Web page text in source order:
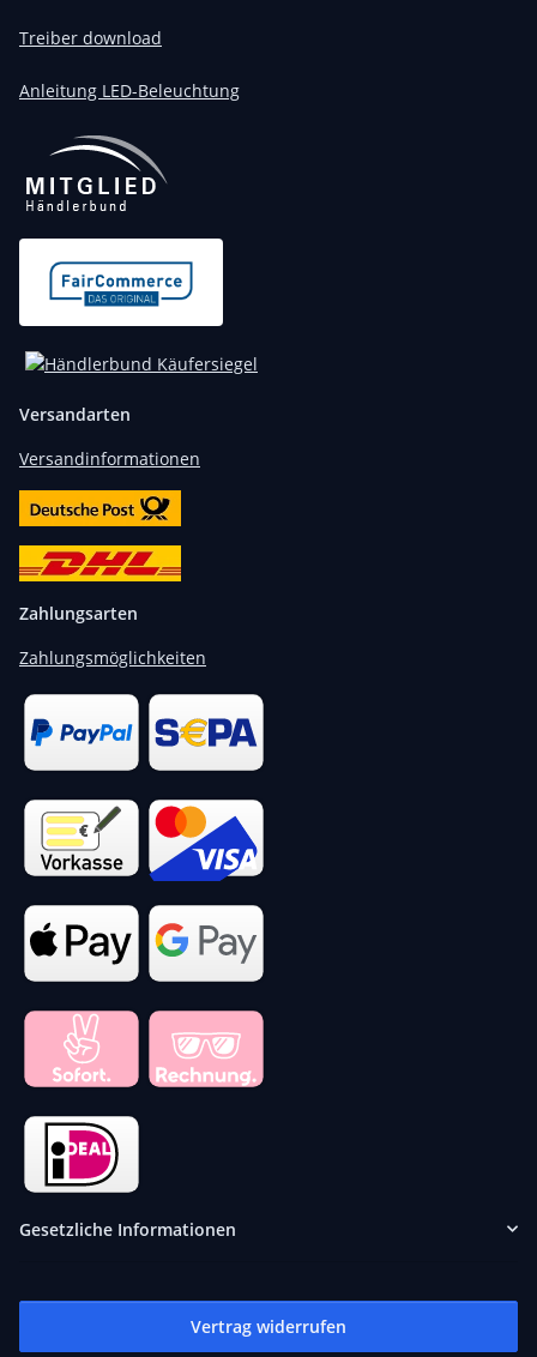
Treiber download
Anleitung LED-Beleuchtung
Versandarten
Versandinformationen
Zahlungsarten
Zahlungsmöglichkeiten
Gesetzliche Informationen
Vertrag widerrufen